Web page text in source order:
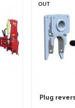
OUT
Plug